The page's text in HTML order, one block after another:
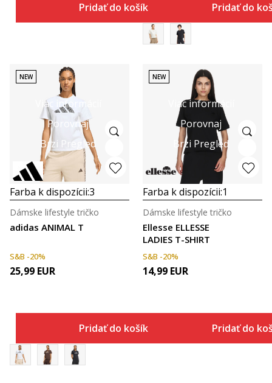
Pridať do košíka Pridať do
Viac informácií
Porovnaj
Brzi Pregled
NEW
Farba k dispozícii:3
adidas ANIMAL T
Dámske lifestyle tričko
S&B -20%
25,99 EUR
Pridať do košíka
Viac informácií
Porovnaj
Brzi Pregled
NEW
Farba k dispozícii:1
Ellesse ELLESSE
LADIES T-SHIRT
Dámske lifestyle tričko
S&B -20%
14,99 EUR
Pridať do